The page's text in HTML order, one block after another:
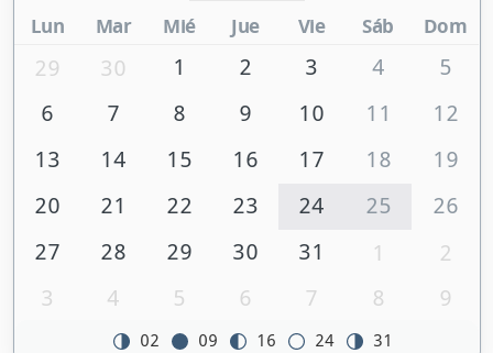
Lun Mar Mié Jue Vie Sáb Dom
29 30 1 2 3 4
5
6
7 8 9 10 11
12
13
14 15 16 17 18
19
20
21 22 23 24 25
26
27
28 29 30 31 1
2
3
4 5 6 7 8 9
02 09 16 24 31